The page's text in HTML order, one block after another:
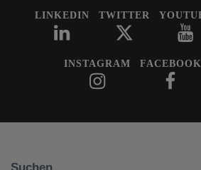
LINKEDIN TWITTER
INSTAGRAM FACEBOOK